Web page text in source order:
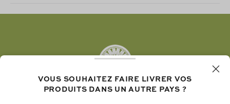
Pinterest
VOUS SOUHAITEZ FAIRE LIVRER VOS
PRODUITS DANS UN AUTRE PAYS ?